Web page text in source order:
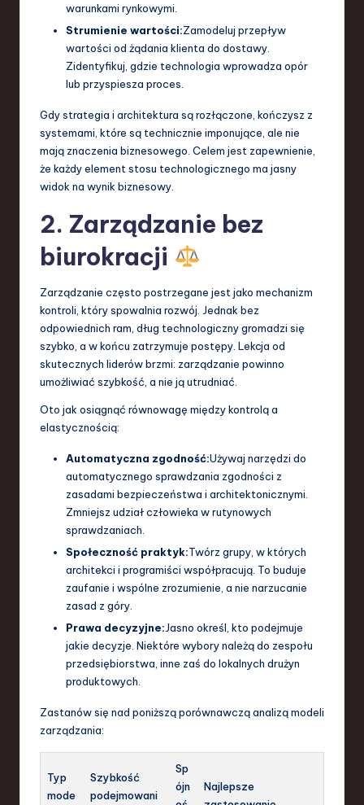
warunkami rynkowymi.
Strumienie wartości:Zamodeluj przepływ
wartości od żądania klienta do dostawy.
Zidentyfikuj, gdzie technologia wprowadza opór
lub przyspiesza proces.
Gdy strategia i architektura są rozłączone, kończysz z
systemami, które są technicznie imponujące, ale nie
mają znaczenia biznesowego. Celem jest zapewnienie,
że każdy element stosu technologicznego ma jasny
widok na wynik biznesowy.
2. Zarządzanie bez
biurokracji
Zarządzanie często postrzegane jest jako mechanizm
kontroli, który spowalnia rozwój. Jednak bez
odpowiednich ram, dług technologiczny gromadzi się
szybko, a w końcu zatrzymuje postępy. Lekcja od
skutecznych liderów brzmi: zarządzanie powinno
umożliwiać szybkość, a nie ją utrudniać.
Oto jak osiągnąć równowagę między kontrolą a
elastycznością:
Automatyczna zgodność:Używaj narzędzi do
automatycznego sprawdzania zgodności z
zasadami bezpieczeństwa i architektonicznymi.
Zmniejsz udział człowieka w rutynowych
sprawdzaniach.
Społeczność praktyk:Twórz grupy, w których
architekci i programiści współpracują. To buduje
zaufanie i wspólne zrozumienie, a nie narzucanie
zasad z góry.
Prawa decyzyjne:Jasno określ, kto podejmuje
jakie decyzje. Niektóre wybory należą do zespołu
przedsiębiorstwa, inne zaś do lokalnych drużyn
produktowych.
Zastanów się nad poniższą porównawczą analizą modeli
zarządzania:
Typ
mode
Szybkość
podejmowani
Sp
ójn
Najlepsze